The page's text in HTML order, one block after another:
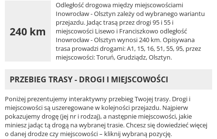
240 km
Odległość drogowa między miejscowościami
Inowrocław - Olsztyn zależy od wybranego wariantu
przejazdu. Jadąc trasą przez drogi 95 i 55 i
miejscowości Lisewo i Franciszkowo odległość
Inowrocław - Olsztyn wynosi 240 km. Opisywana
trasa prowadzi drogami: A1, 15, 16, 51, 55, 95, przez
miejscowości: Toruń, Grudziądz, Olsztyn.
PRZEBIEG TRASY - DROGI I MIEJSCOWOŚCI
Poniżej prezentujemy interaktywny przebieg Twojej trasy. Drogi i
miejscowości są uszeregowane w kolejności przejazdu. Najpierw
pokazujemy drogę (jej nr i rodzaj), a następnie miejscowości, jakie
miniesz jadąc tą drogą na wybranej trasie. Chcesz się dowiedzieć więcej
o danej drodze czy miejscowości – kliknij wybraną pozycję.